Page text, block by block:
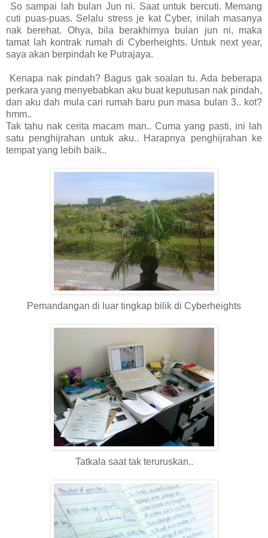
So sampai lah bulan Jun ni. Saat untuk bercuti. Memang
cuti puas-puas. Selalu stress je kat Cyber, inilah masanya
nak berehat. Ohya, bila berakhirnya bulan jun ni, maka
tamat lah kontrak rumah di Cyberheights. Untuk next year,
saya akan berpindah ke Putrajaya.
Kenapa nak pindah? Bagus gak soalan tu. Ada beberapa
perkara yang menyebabkan aku buat keputusan nak pindah,
dan aku dah mula cari rumah baru pun masa bulan 3.. kot?
hmm..
Tak tahu nak cerita macam man.. Cuma yang pasti, ini lah
satu penghijrahan untuk aku.. Harapnya penghijrahan ke
tempat yang lebih baik..
Pemandangan di luar tingkap bilik di Cyberheights
Tatkala saat tak teruruskan..